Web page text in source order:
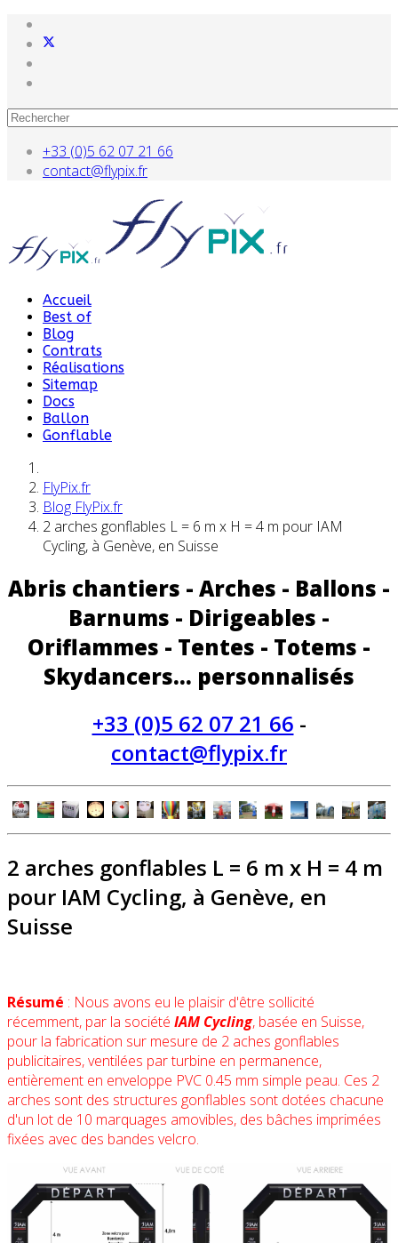
+33 (0)5 62 07 21 66
contact@flypix.fr
Accueil
Best of
Blog
Contrats
Réalisations
Sitemap
Docs
Ballon
Gonflable
FlyPix.fr
Blog FlyPix.fr
2 arches gonflables L = 6 m x H = 4 m pour IAM
Cycling, à Genève, en Suisse
Abris chantiers - Arches - Ballons -
Barnums - Dirigeables -
Oriflammes - Tentes - Totems -
Skydancers... personnalisés
+33 (0)5 62 07 21 66 -
contact@flypix.fr
2 arches gonflables L = 6 m x H = 4 m
pour IAM Cycling, à Genève, en
Suisse
Résumé : Nous avons eu le plaisir d'être sollicité
récemment, par la société IAM Cycling, basée en Suisse,
pour la fabrication sur mesure de 2 aches gonflables
publicitaires, ventilées par turbine en permanence,
entièrement en enveloppe PVC 0.45 mm simple peau. Ces 2
arches sont des structures gonflables sont dotées chacune
d'un lot de 10 marquages amovibles, des bâches imprimées
fixées avec des bandes velcro.